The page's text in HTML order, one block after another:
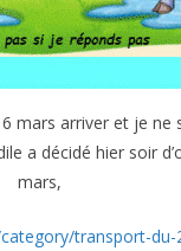
mars arriver et je ne
a décidé hier soir
mars,
transport-